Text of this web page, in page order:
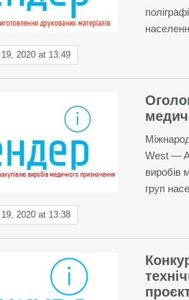
2020 at 13:49
West —
виробів
груп
2020 at 13:38